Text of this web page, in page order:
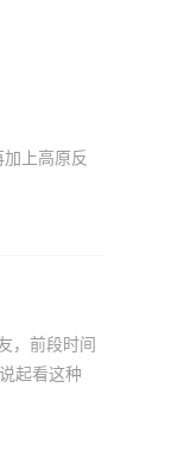
上高原反
，前段时间
起看这种